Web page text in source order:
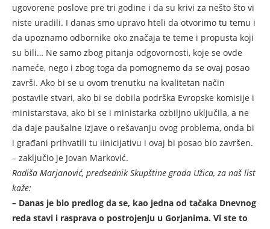
ugovorene poslove pre tri godine i da su krivi za nešto što vi
niste uradili. I danas smo upravo hteli da otvorimo tu temu i
da upoznamo odbornike oko značaja te teme i propusta koji
su bili… Ne samo zbog pitanja odgovornosti, koje se ovde
nameće, nego i zbog toga da pomognemo da se ovaj posao
završi. Ako bi se u ovom trenutku na kvalitetan način
postavile stvari, ako bi se dobila podrška Evropske komisije i
ministarstava, ako bi se i ministarka ozbiljno uključila, a ne
da daje paušalne izjave o rešavanju ovog problema, onda bi
i građani prihvatili tu iinicijativu i ovaj bi posao bio završen.
– zaključio je Jovan Marković.
Radiša Marjanović, predsednik Skupštine grada Užica, za naš list
kaže:
– Danas je bio predlog da se, kao jedna od tačaka Dnevnog
reda stavi i rasprava o postrojenju u Gorjanima. Vi ste to